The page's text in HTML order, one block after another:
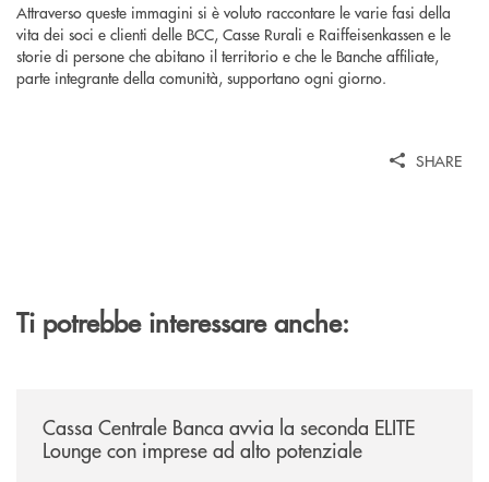
Attraverso queste immagini si è voluto raccontare le varie fasi della
vita dei soci e clienti delle BCC, Casse Rurali e Raiffeisenkassen e le
storie di persone che abitano il territorio e che le Banche affiliate,
parte integrante della comunità, supportano ogni giorno.
SHARE
Ti potrebbe interessare anche:
Cassa Centrale Banca avvia la seconda ELITE
Lounge con imprese ad alto potenziale